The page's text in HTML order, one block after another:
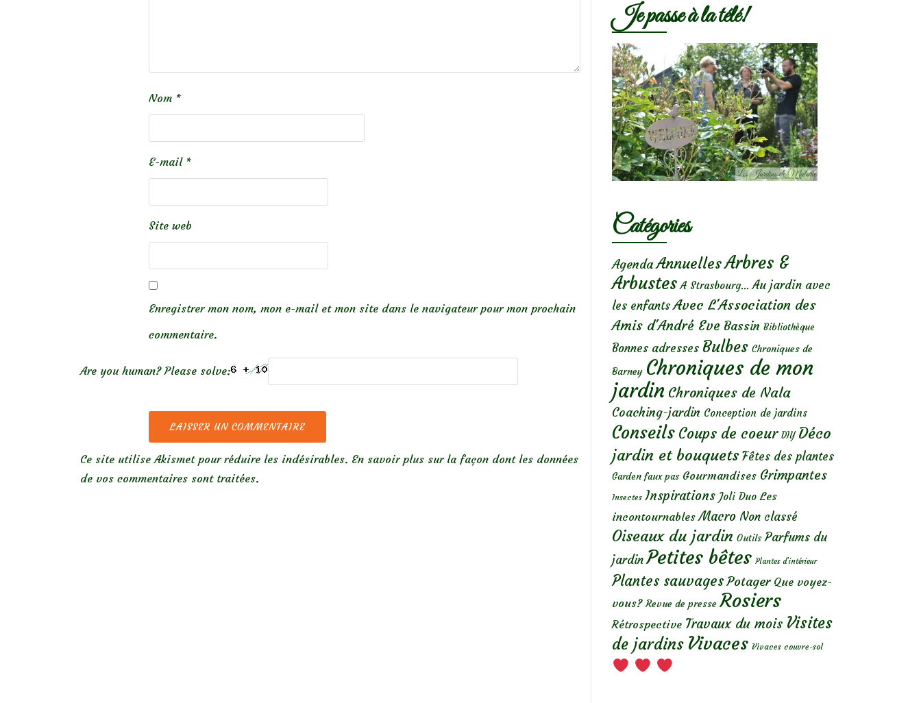
Nom *
E-mail *
Site web
Enregistrer mon nom, mon e-mail et mon site dans le navigateur pour mon prochain
commentaire.
Are you human? Please solve:
Ce site utilise Akismet pour réduire les indésirables. En savoir plus sur la façon dont les données
de vos commentaires sont traitées.
Je passe à la télé!
Catégories
Agenda AnnuellesArbres &
Arbustes A Strasbourg... Au jardin avec
les enfants Avec L'Association des
Amis d'André Eve Bassin Bibliothèque
Bonnes adresses Bulbes Chroniques de
Barney Chroniques de mon
jardin Chroniques de Nala
Coaching-jardin Conception de jardins
Conseils Coups de coeur DIY Déco
jardin et bouquets Fêtes des plantes
Garden faux pas Gourmandises Grimpantes
Insectes Inspirations Joli Duo Les
incontournables Macro Non classé
Oiseaux du jardin Outils Parfums du
jardin Petites bêtes Plantes d’intérieur
Plantes sauvages Potager Que voyez-
vous? Revue de presse Rosiers
Rétrospective Travaux du mois Visites
de jardins Vivaces Vivaces couvre-sol